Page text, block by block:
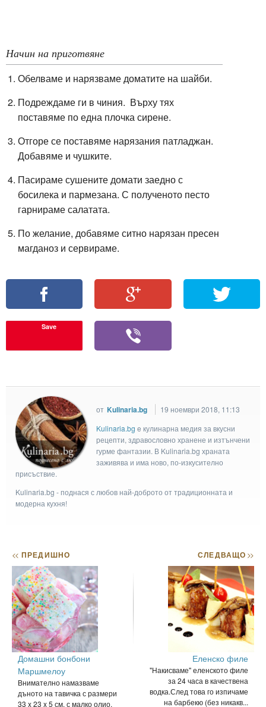
Начин на приготвяне
Обелваме и нарязваме доматите на шайби.
Подреждаме ги в чиния. Върху тях
поставяме по една плочка сирене.
Отгоре се поставяме нарязания патладжан.
Добавяме и чушките.
Пасираме сушените домати заедно с
босилека и пармезана. С полученото песто
гарнираме салатата.
По желание, добавяме ситно нарязан пресен
магданоз и сервираме.
Save
от Kulinaria.bg
19 ноември 2018, 11:13
Kulinaria.bg e кулинарна медия за вкусни
рецепти, здравословно хранене и изтънчени
гурме фантазии. В Kulinaria.bg храната
заживява и има ново, по-изкусително
присъствие.
Kulinaria.bg - поднася с любов най-доброто от традиционната и
модерна кухня!
<< ПРЕДИШНО
Домашни бонбони
Маршмелоу
Внимателно намазваме
дъното на тавичка с размери
33 x 23 x 5 см. с малко олио.
СЛЕДВАЩО>>
Еленско филе
"Накисваме" еленското филе
за 24 часа в качествена
водка.След това го изпичаме
на барбекю (без никакв...